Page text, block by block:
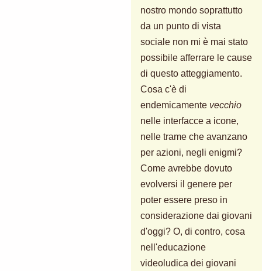
nostro mondo soprattutto
da un punto di vista
sociale non mi è mai stato
possibile afferrare le cause
di questo atteggiamento.
Cosa c'è di
endemicamente vecchio
nelle interfacce a icone,
nelle trame che avanzano
per azioni, negli enigmi?
Come avrebbe dovuto
evolversi il genere per
poter essere preso in
considerazione dai giovani
d'oggi? O, di contro, cosa
nell'educazione
videoludica dei giovani